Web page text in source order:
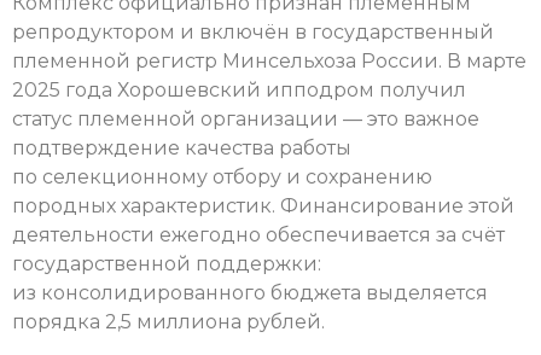
репродуктором и включён в государственный
племенной регистр Минсельхоза России. В марте
2025 года Хорошевский ипподром получил
статус племенной организации — это важное
подтверждение качества работы
по селекционному отбору и сохранению
породных характеристик. Финансирование этой
деятельности ежегодно обеспечивается за счёт
государственной поддержки:
из консолидированного бюджета выделяется
порядка 2,5 миллиона рублей.